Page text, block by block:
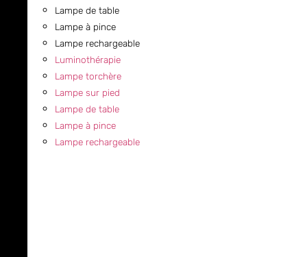
Lampe de table
Lampe à pince
Lampe rechargeable
Luminothérapie
Lampe torchère
Lampe sur pied
Lampe de table
Lampe à pince
Lampe rechargeable